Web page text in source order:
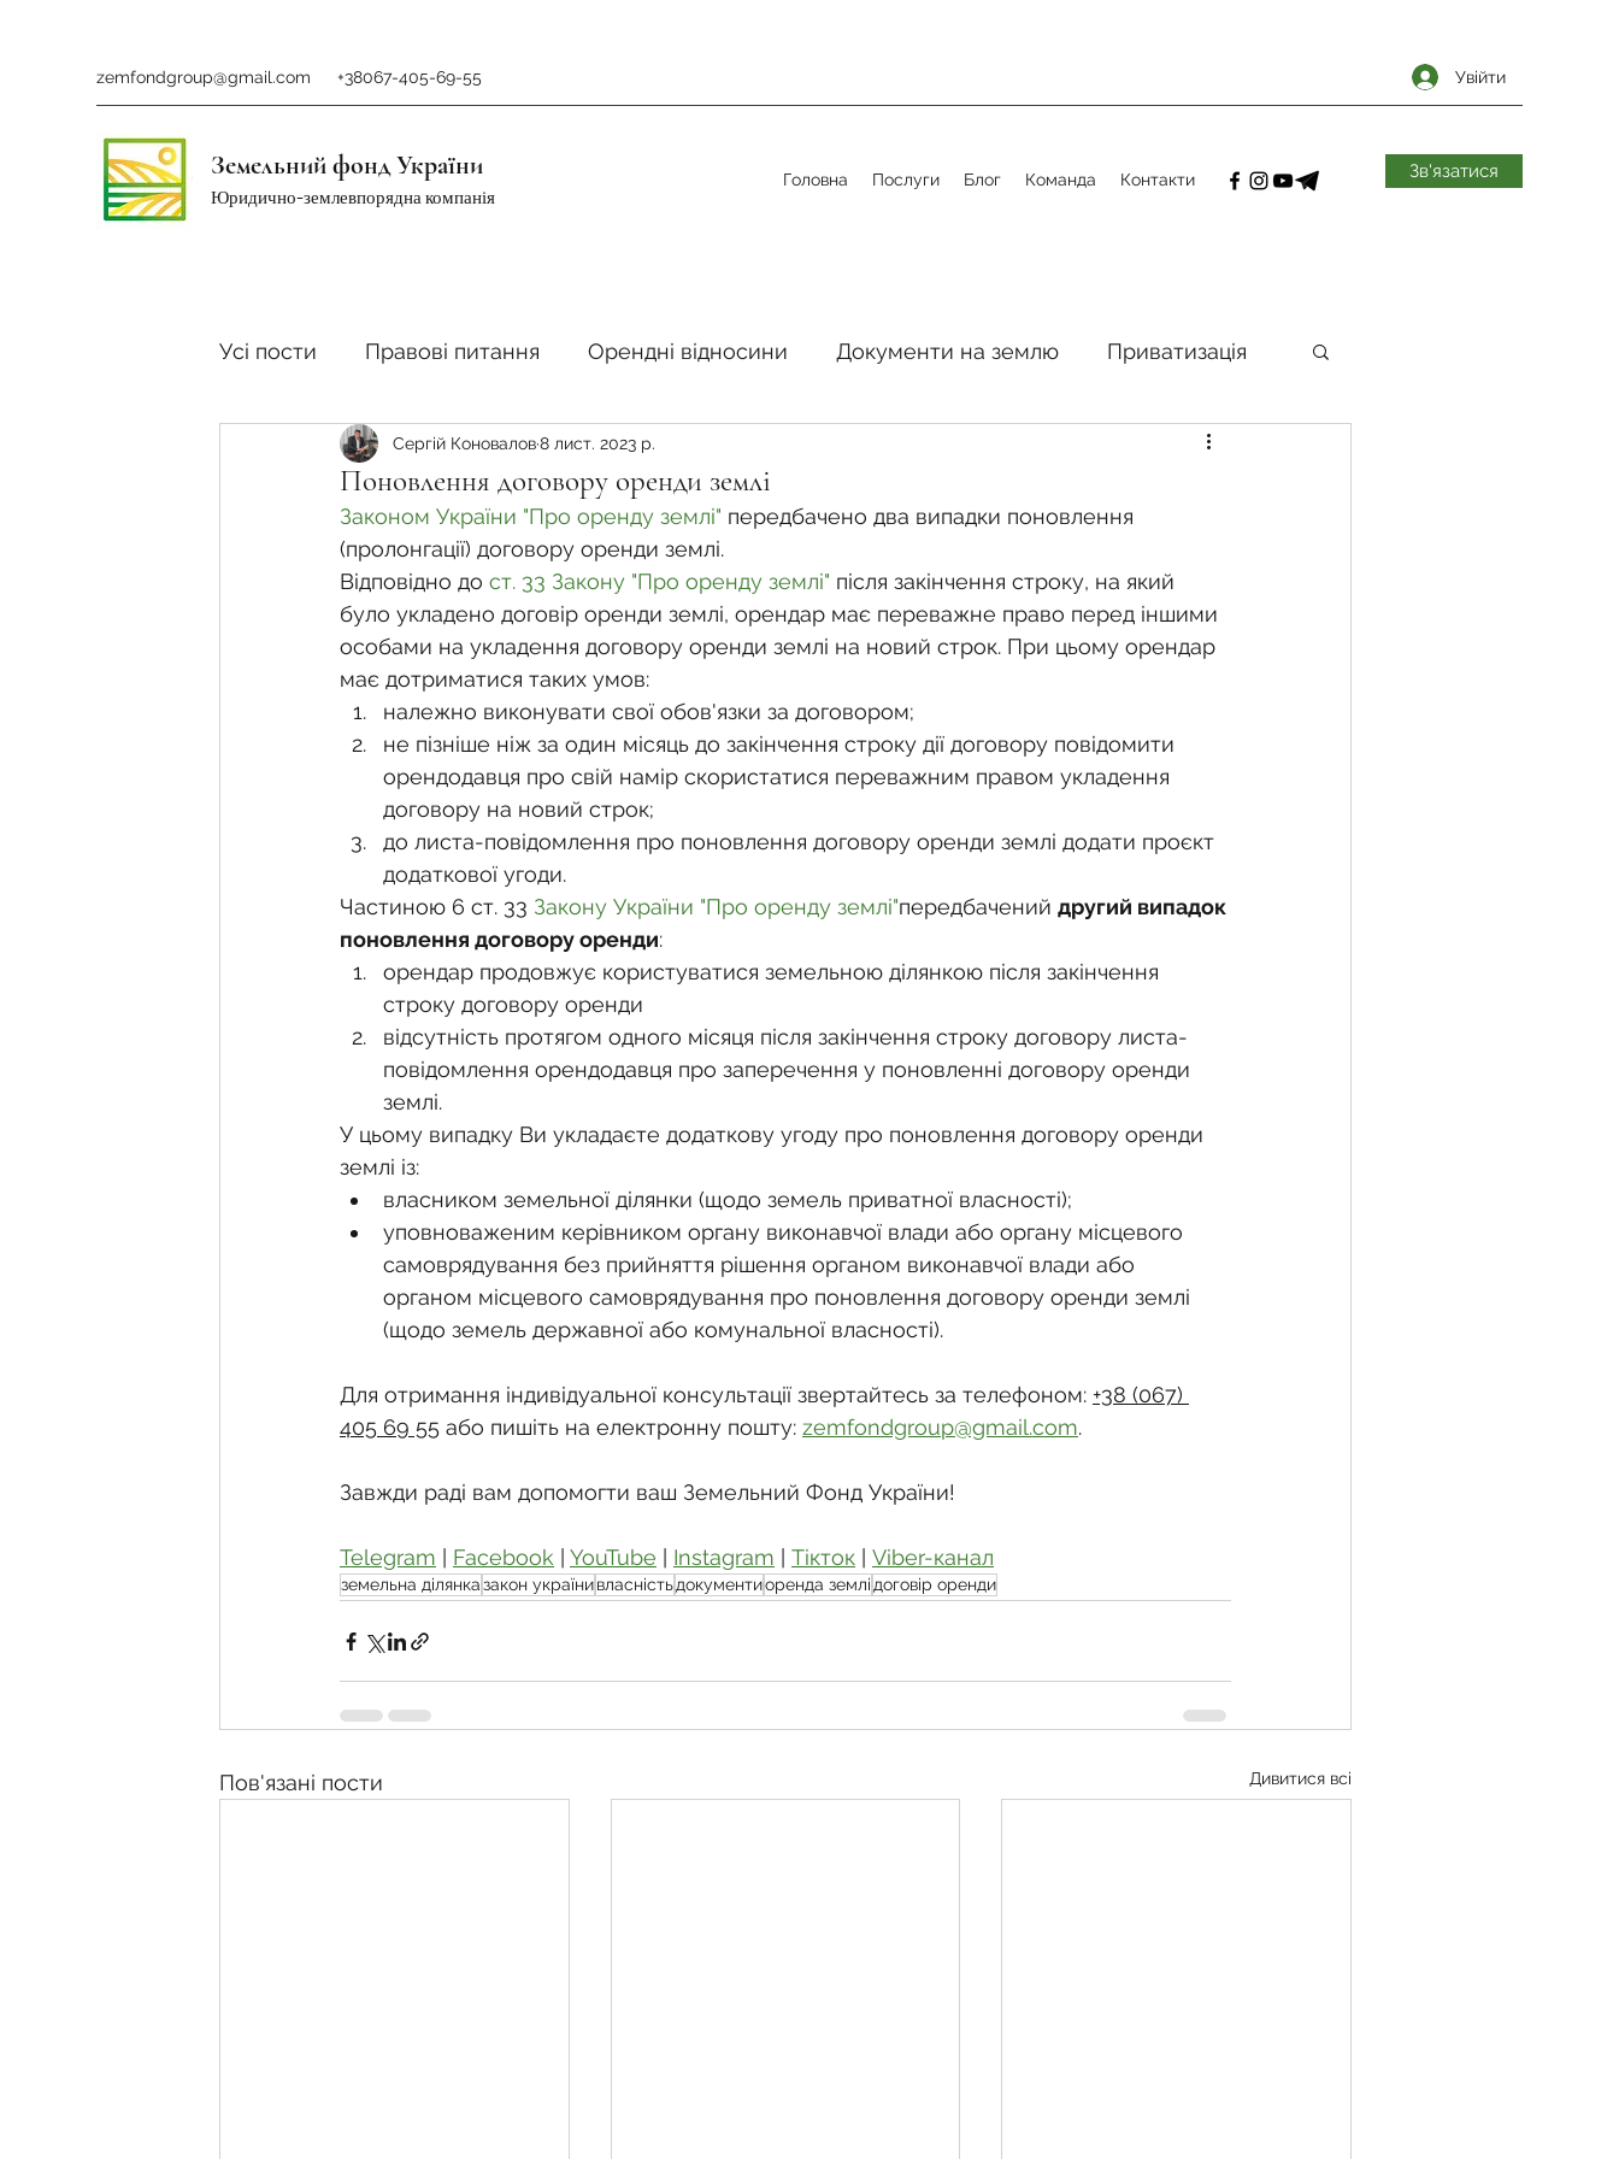
zemfondgroup@gmail.com +38067-405-69-55 Увійти
Земельний фонд України
Юридично-землевпорядна компанія
Головна Послуги Блог Команда Контакти Зв'язатися
Усі пости Правові питання Орендні відносини Документи на землю Приватизація
Ринок землі Податки стосовно земельної сфери Органи місцевого самоврядування
Фермерське господарство Спадкування земельної ділянки
Новини земельного законодавства Земельні питання Військова служба
Нормативно-грошова оцінка Суд Будівництво Встановлення меж земельної ділянки
Сервітут Державна реєстрація земельних прав Юридичні питання у воєнний час
Загальні правові питання
Поновлення договору оренди землі
Сергій Коновалов8 лист. 2023 р.
Законом України "Про оренду землі" передбачено два випадки поновлення
(пролонгації) договору оренди землі.
Відповідно до ст. 33 Закону "Про оренду землі" після закінчення строку, на який
було укладено договір оренди землі, орендар має переважне право перед іншими
особами на укладення договору оренди землі на новий строк. При цьому орендар
має дотриматися таких умов:
належно виконувати свої обов'язки за договором;
не пізніше ніж за один місяць до закінчення строку дії договору повідомити
орендодавця про свій намір скористатися переважним правом укладення
договору на новий строк;
до листа-повідомлення про поновлення договору оренди землі додати проєкт
додаткової угоди.
Частиною 6 ст. 33 Закону України "Про оренду землі"передбачений другий випадок
поновлення договору оренди:
орендар продовжує користуватися земельною ділянкою після закінчення
строку договору оренди
відсутність протягом одного місяця після закінчення строку договору листа-
повідомлення орендодавця про заперечення у поновленні договору оренди
землі.
У цьому випадку Ви укладаєте додаткову угоду про поновлення договору оренди
землі із:
власником земельної ділянки (щодо земель приватної власності);
уповноваженим керівником органу виконавчої влади або органу місцевого
самоврядування без прийняття рішення органом виконавчої влади або
органом місцевого самоврядування про поновлення договору оренди землі
(щодо земель державної або комунальної власності).
Для отримання індивідуальної консультації звертайтесь за телефоном: +38 (067)
405 69 55 або пишіть на електронну пошту: zemfondgroup@gmail.com.
Завжди раді вам допомогти ваш Земельний Фонд України!
Telegram Facebook YouTube Instagram Тікток Viber-канал
земельна ділянказакон українивласністьдокументиоренда землі договір оренди
Пов'язані пости Дивитися всі